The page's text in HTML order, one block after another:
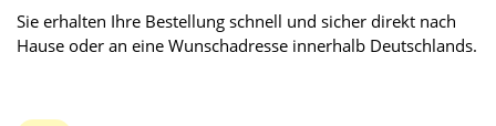
Sie erhalten Ihre Bestellung schnell und sicher direkt nach
Hause oder an eine Wunschadresse innerhalb Deutschlands.